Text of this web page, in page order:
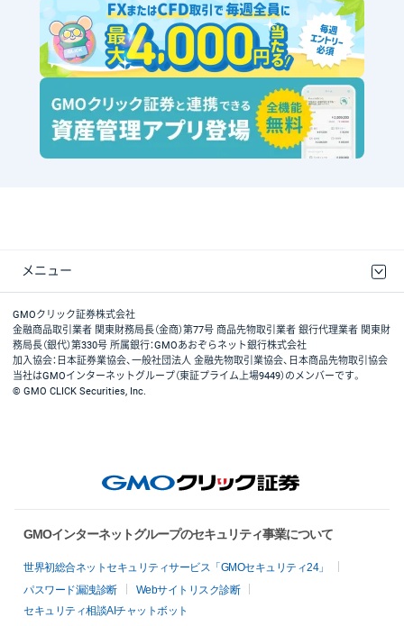
メニュー
取引規程・約款
最良執行方針
ディスクレイマー
リスク説明
GMOクリック証券ホームページ
GMOクリック証券株式会社
金融商品取引業者 関東財務局長（金商）第77号 商品先物取引業者 銀行代理業者 関東財
務局長（銀代）第330号 所属銀行：GMOあおぞらネット銀行株式会社
加入協会：日本証券業協会、一般社団法人 金融先物取引業協会、日本商品先物取引協会
当社はGMOインターネットグループ（東証プライム上場9449）のメンバーです。
© GMO CLICK Securities, Inc.
GMOインターネットグループのセキュリティ事業について
世界初総合ネットセキュリティサービス「GMOセキュリティ24」
パスワード漏洩診断
Webサイトリスク診断
セキュリティ相談AIチャットボット